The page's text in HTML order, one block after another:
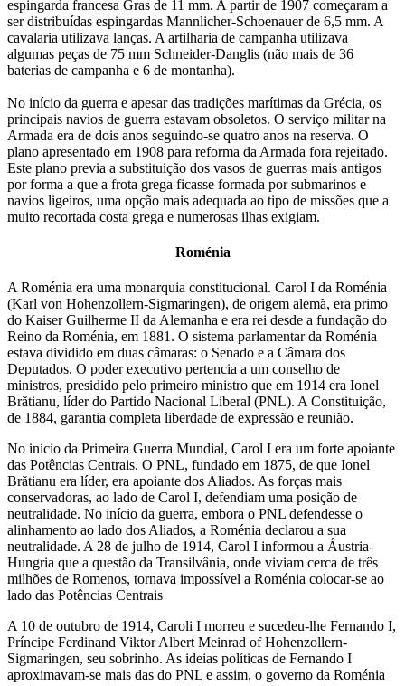
espingarda francesa Gras de 11 mm. A partir de 1907 começaram a
ser distribuídas espingardas Mannlicher-Schoenauer de 6,5 mm. A
cavalaria utilizava lanças. A artilharia de campanha utilizava
algumas peças de 75 mm Schneider-Danglis (não mais de 36
baterias de campanha e 6 de montanha).
No início da guerra e apesar das tradições marítimas da Grécia, os
principais navios de guerra estavam obsoletos. O serviço militar na
Armada era de dois anos seguindo-se quatro anos na reserva. O
plano apresentado em 1908 para reforma da Armada fora rejeitado.
Este plano previa a substituição dos vasos de guerras mais antigos
por forma a que a frota grega ficasse formada por submarinos e
navios ligeiros, uma opção mais adequada ao tipo de missões que a
muito recortada costa grega e numerosas ilhas exigiam.
Roménia
A Roménia era uma monarquia constitucional. Carol I da Roménia
(Karl von Hohenzollern-Sigmaringen), de origem alemã, era primo
do Kaiser Guilherme II da Alemanha e era rei desde a fundação do
Reino da Roménia, em 1881. O sistema parlamentar da Roménia
estava dividido em duas câmaras: o Senado e a Câmara dos
Deputados. O poder executivo pertencia a um conselho de
ministros, presidido pelo primeiro ministro que em 1914 era Ionel
Brătianu, líder do Partido Nacional Liberal (PNL). A Constituição,
de 1884, garantia completa liberdade de expressão e reunião.
No início da Primeira Guerra Mundial, Carol I era um forte apoiante
das Potências Centrais. O PNL, fundado em 1875, de que Ionel
Brătianu era líder, era apoiante dos Aliados. As forças mais
conservadoras, ao lado de Carol I, defendiam uma posição de
neutralidade. No início da guerra, embora o PNL defendesse o
alinhamento ao lado dos Aliados, a Roménia declarou a sua
neutralidade. A 28 de julho de 1914, Carol I informou a Áustria-
Hungria que a questão da Transilvânia, onde viviam cerca de três
milhões de Romenos, tornava impossível a Roménia colocar-se ao
lado das Potências Centrais
A 10 de outubro de 1914, Caroli I morreu e sucedeu-lhe Fernando I,
Príncipe Ferdinand Viktor Albert Meinrad of Hohenzollern-
Sigmaringen, seu sobrinho. As ideias políticas de Fernando I
aproximavam-se mais das do PNL e assim, o governo da Roménia